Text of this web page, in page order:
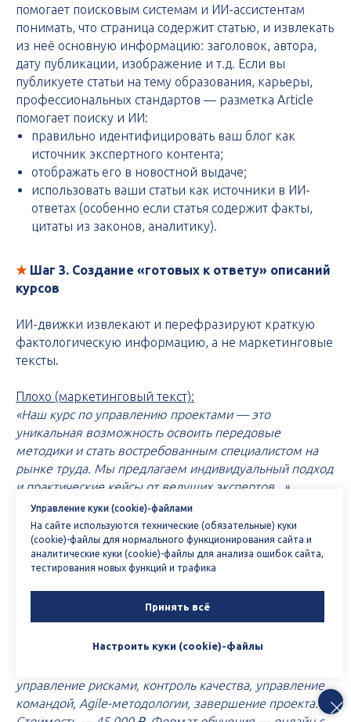
помогает поисковым системам и ИИ-ассистентам
понимать, что страница содержит статью, и извлекать
из неё основную информацию: заголовок, автора,
дату публикации, изображение и т.д. Если вы
публикуете статьи на тему образования, карьеры,
профессиональных стандартов — разметка Article
помогает поиску и ИИ:
правильно идентифицировать ваш блог как
источник экспертного контента;
отображать его в новостной выдаче;
использовать ваши статьи как источники в ИИ-
ответах (особенно если статья содержит факты,
цитаты из законов, аналитику).
★Шаг 3. Создание «готовых к ответу» описаний
курсов
ИИ-движки извлекают и перефразируют краткую
фактологическую информацию, а не маркетинговые
тексты.
Плохо (маркетинговый текст):
«Наш курс по управлению проектами — это
уникальная возможность освоить передовые
методики и стать востребованным специалистом на
рынке труда. Мы предлагаем индивидуальный подход
и практические кейсы от ведущих экспертов...»
Хорошо (AEO-оптимизированный текст):
«Курс "Управление проектами" в Учебном центре
"Название" — это 256-часовая программа
профессиональной переподготовки. Выпускники
получают диплом о профессиональной
переподготовке установленного образца, бланк
продукции. Программа включает 8 модулей:
управление рисками, контроль качества, управление
командой, Agile-методологии, завершение проекта.
Управление куки (cookie)-файлами
На сайте используются технические (обязательные) куки
(cookie)-файлы для нормального функционирования сайта и
аналитические куки (cookie)-файлы для анализа ошибок сайта,
тестирования новых функций и трафика
Принять всё
Настроить куки (cookie)-файлы